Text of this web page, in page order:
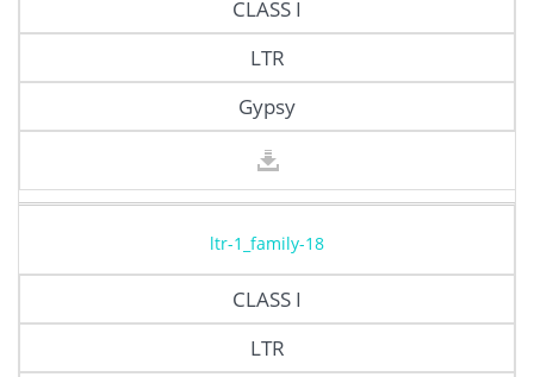
CLASS I
LTR
Gypsy
ltr-1_family-18
CLASS I
LTR